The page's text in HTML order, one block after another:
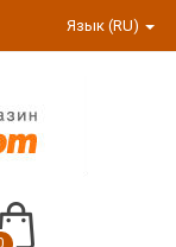
Язык (RU)